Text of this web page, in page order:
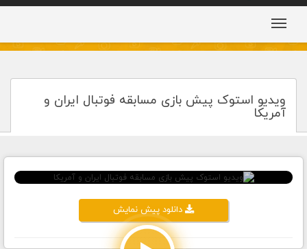
ویدیو استوک پیش بازی مسابقه فوتبال ایران و
آمریکا
دانلود پيش نمايش